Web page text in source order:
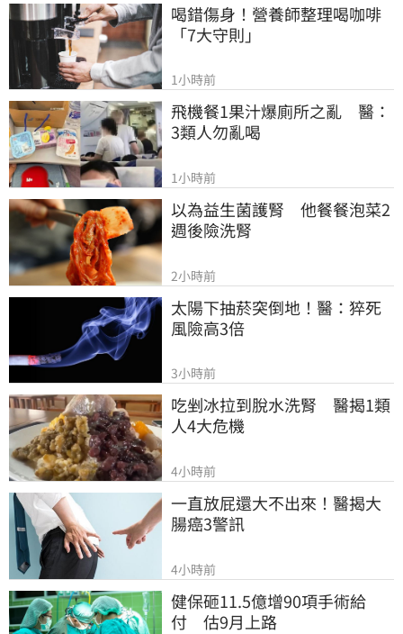
喝錯傷身！營養師整理喝咖啡
「7大守則」
1小時前
飛機餐1果汁爆廁所之亂　醫：
3類人勿亂喝
1小時前
以為益生菌護腎　他餐餐泡菜2
週後險洗腎
2小時前
太陽下抽菸突倒地！醫：猝死
風險高3倍
3小時前
吃剉冰拉到脫水洗腎　醫揭1類
人4大危機
4小時前
一直放屁還大不出來！醫揭大
腸癌3警訊
4小時前
健保砸11.5億增90項手術給
付　估9月上路